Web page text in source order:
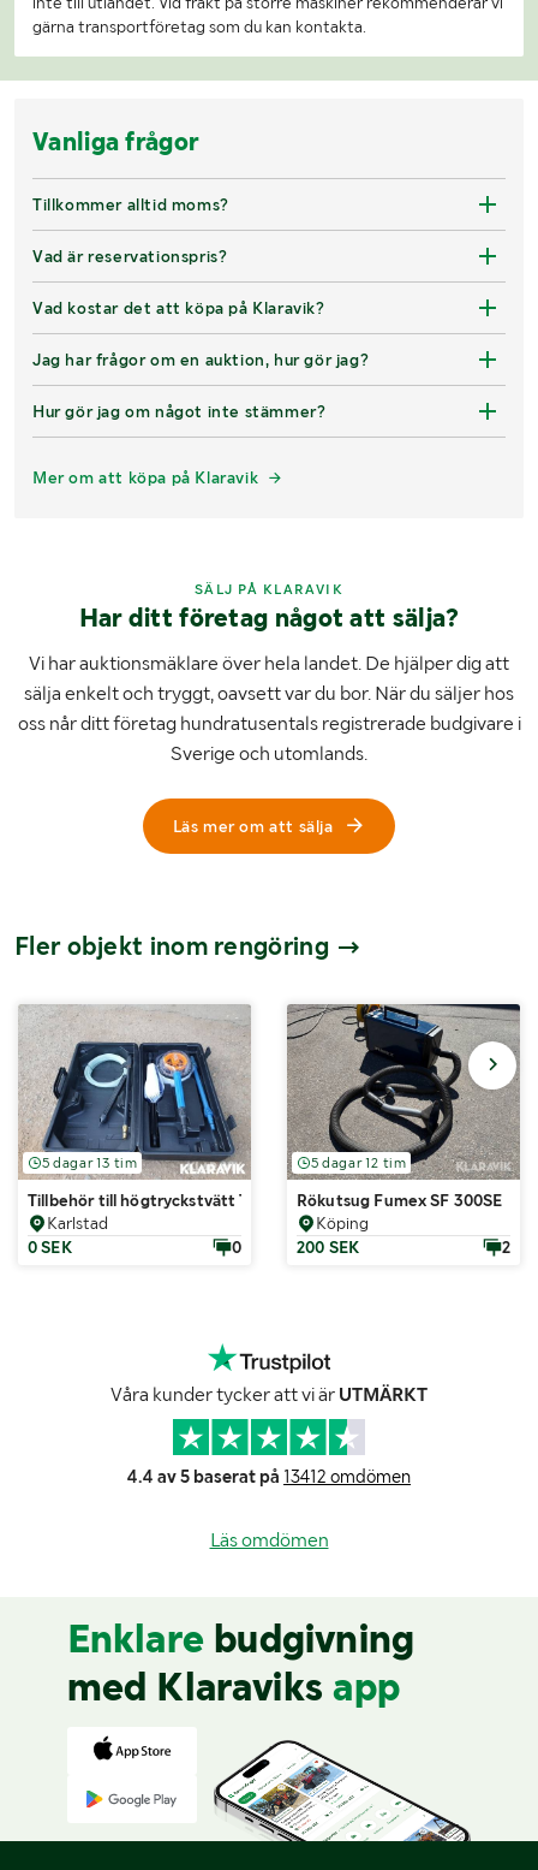
gärna transportföretag som du kan kontakta.
Vanliga frågor
Tillkommer alltid moms?
Vad är reservationspris?
Vad kostar det att köpa på Klaravik?
Jag har frågor om en auktion, hur gör jag?
Hur gör jag om något inte stämmer?
Mer om att köpa på Klaravik
SÄLJ PÅ KLARAVIK
Har ditt företag något att sälja?
Vi har auktionsmäklare över hela landet. De hjälper dig att
sälja enkelt och tryggt, oavsett var du bor. När du säljer hos
oss når ditt företag hundratusentals registrerade budgivare i
Sverige och utomlands.
Läs mer om att sälja
Fler objekt inom rengöring
5 dagar 13 tim
Tillbehör till högtryckstvätt Toolmate
Karlstad
0 SEK
0
5 dagar 12 tim
Rökutsug Fumex SF 300SE
Köping
200 SEK
2
Våra kunder tycker att vi är UTMÄRKT
4.4 av 5 baserat på 13412 omdömen
Läs omdömen
Enklare budgivning
med Klaraviks app